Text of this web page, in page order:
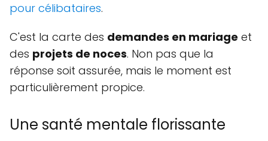
pour célibataires.
C'est la carte des demandes en mariage et
des projets de noces. Non pas que la
réponse soit assurée, mais le moment est
particulièrement propice.
Une santé mentale florissante